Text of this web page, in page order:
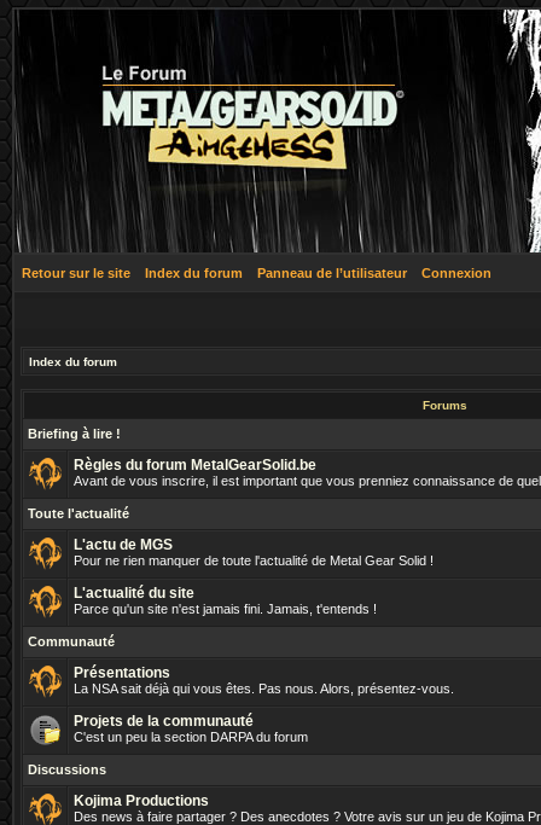
Retour sur le site Index du forum Panneau de l’utilisateur Connexion
Index du forum
Forums
Briefing à lire !
Règles du forum MetalGearSolid.be
Avant de vous inscrire, il est important que vous prenniez connaissance de
Toute l'actualité
L'actu de MGS
Pour ne rien manquer de toute l'actualité de Metal Gear Solid !
L'actualité du site
Parce qu'un site n'est jamais fini. Jamais, t'entends !
Communauté
Présentations
La NSA sait déjà qui vous êtes. Pas nous. Alors, présentez-vous.
Projets de la communauté
C'est un peu la section DARPA du forum
Discussions
Kojima Productions
Des news à faire partager ? Des anecdotes ? Votre avis sur un jeu de Kojima